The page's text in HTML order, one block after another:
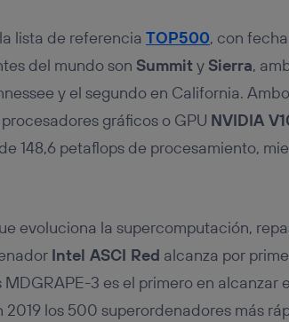
lista de referencia TOP500, con
del mundo son Summit ySierra,
y el segundo en California.
gráficos o GPU NVIDIA
148,6 petaflops de procesamiento,
evoluciona la supercomputación,
Intel ASCI Red alcanza por
3 es el primero en alcanzar
los 500 superordenadores más